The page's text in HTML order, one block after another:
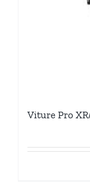
Viture Pro